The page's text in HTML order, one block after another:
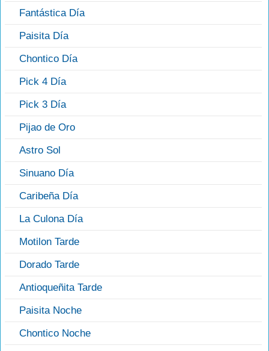
Fantástica Día
Paisita Día
Chontico Día
Pick 4 Día
Pick 3 Día
Pijao de Oro
Astro Sol
Sinuano Día
Caribeña Día
La Culona Día
Motilon Tarde
Dorado Tarde
Antioqueñita Tarde
Paisita Noche
Chontico Noche